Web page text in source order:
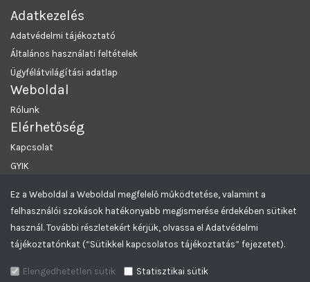
Adatkezelés
Adatvédelmi tájékoztató
Általános használati feltételek
Ügyfélátvilágítási adatlap
Weboldal
Rólunk
Elérhetőség
Kapcsolat
GYIK
MRKL Budapest© 2026 Minden Jog Fenntartva.
Greencomp Aukciós rendszer
© 2026
Ez a Weboldal a Weboldal megfelelő működtetése, valamint a
felhasználói szokások hatékonyabb megismerése érdekében sütiket
használ. További részletekért kérjük, olvassa el Adatvédelmi
tájékoztatónkat (“Sütikkel kapcsolatos tájékoztatás” fejezetet).
Elengedhetetlen sütik Statisztikai sütik